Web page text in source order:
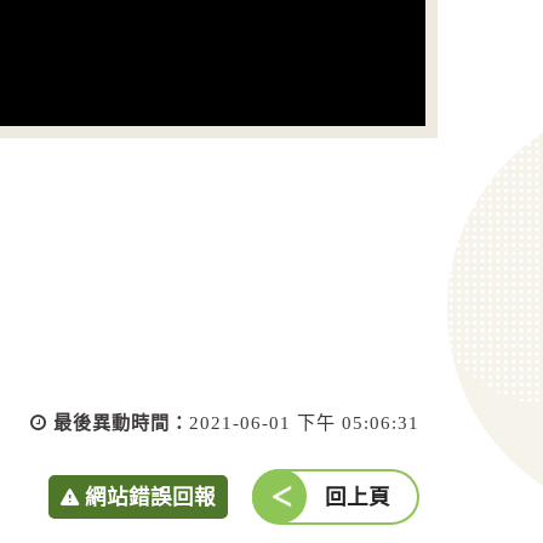
最後異動時間： 2021-06-01 下午 05:06:31
網站錯誤回報 回上頁